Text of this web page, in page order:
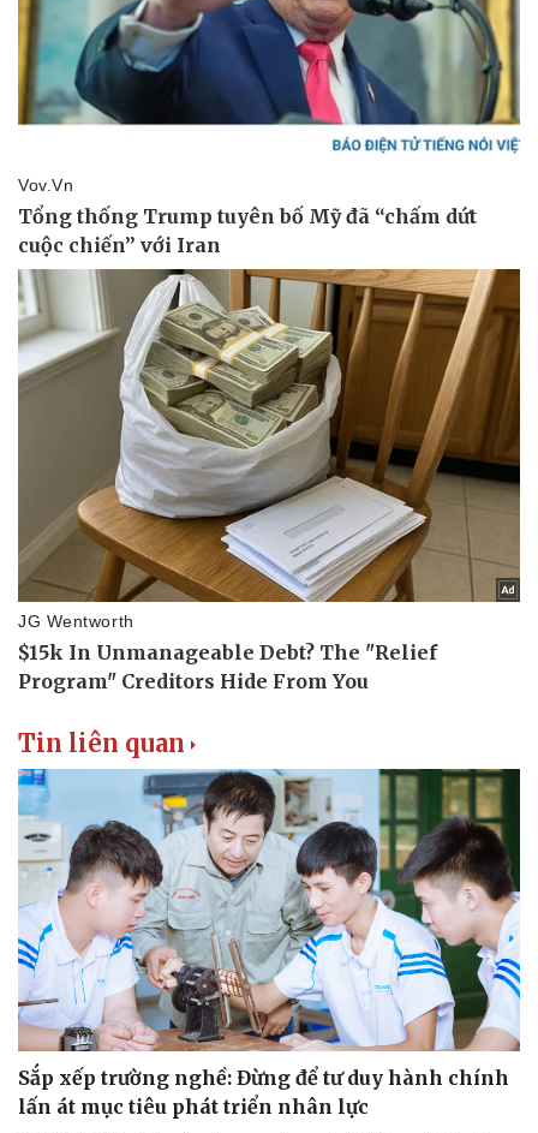
Thể thao
Bóng đá
Lịch thi đấu bóng đá
Thế giới thể thao
Ô tô - Xe máy
Ô tô
Xe máy
Tin liên quan
Sắp xếp trường nghề: Đừng để tư duy hành chính
lấn át mục tiêu phát triển nhân lực